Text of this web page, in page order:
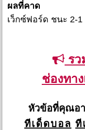
ผลที่คาด
เว็กซ์ฟอร์ด ชนะ 2-1
ร
ช่องทา
หัวข้อที่คุณอ
ทีเด็ดบอล ที